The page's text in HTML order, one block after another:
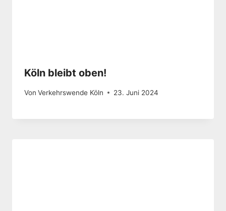
Köln bleibt oben!
Von Verkehrswende Köln 23. Juni 2024